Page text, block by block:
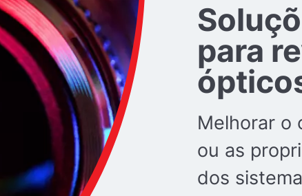
para
Melhorar o
ou as
dos